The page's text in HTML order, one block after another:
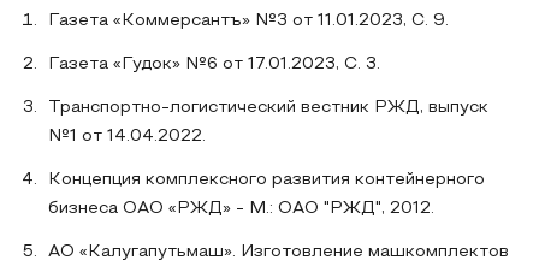
Газета «Коммерсантъ» №3 от 11.01.2023, С. 9.
Газета «Гудок» №6 от 17.01.2023, С. 3.
Транспортно-логистический вестник РЖД, выпуск
№1 от 14.04.2022.
Концепция комплексного развития контейнерного
бизнеса ОАО «РЖД» - М.: ОАО "РЖД", 2012.
АО «Калугапутьмаш». Изготовление машкомплектов